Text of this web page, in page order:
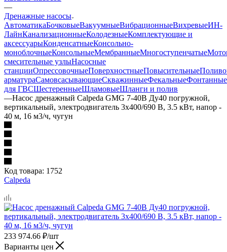
—
Дренажные насосы
АвтоматикаБочковыеВакуумныеВибрационныеВихревыеИН-
ЛайнКанализационныеКолодезныеКомплектующие и
аксессуарыКонденсатныеКонсольно-
моноблочныеКонсольныеМембранныеМногоступенчатые
смесительные узлыНасосные
станцииОпрессовочныеПоверхностныеПовысительные
арматураСамовсасывающиеСкважинныеФекальныеФонтанные
для ГВСШестеренныеШламовыеШланги и полив
—Насос дренажный Calpeda GMG 7-40B Ду40 погружной,
вертикальный, электродвигатель 3x400/690 В, 3.5 кВт, напор -
40 м, 16 м3/ч, чугун
Код товара: 1752
Calpeda
233 974.66 ₽/шт
Варианты цен